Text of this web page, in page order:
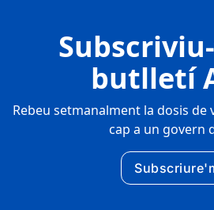
butlletí
Rebeu setmanalment la dosis de
cap a un govern